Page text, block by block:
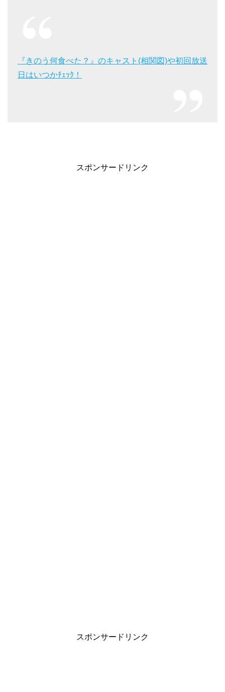
『きのう何食べた？』のキャスト(相関図)や初回放送
日はいつかﾁｪｯｸ！
スポンサードリンク
スポンサードリンク